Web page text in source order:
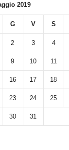
2019
G V S
2 3 4
9 10 11
16 17 18
23 24 25
30
31